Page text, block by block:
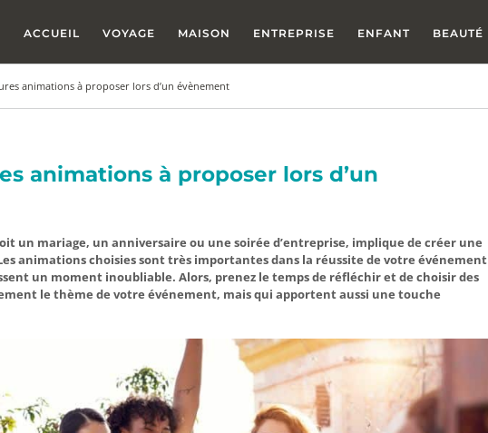
ACCUEIL VOYAGE MAISON ENTREPRISE ENFANT BEAUTÉ
animations à proposer lors d’un évènement
animations à proposer lors d’un
un mariage, un anniversaire ou une soirée d’entreprise, implique de créer une
animations choisies sont très importantes dans la réussite de votre événement
un moment inoubliable. Alors, prenez le temps de réfléchir et de choisir des
le thème de votre événement, mais qui apportent aussi une touche